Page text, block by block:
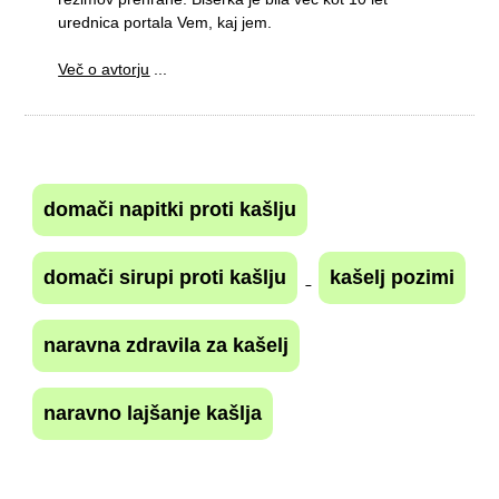
urednica portala Vem, kaj jem.
Več o avtorju
domači napitki proti kašlju
domači sirupi proti kašlju kašelj pozimi
naravna zdravila za kašelj
naravno lajšanje kašlja